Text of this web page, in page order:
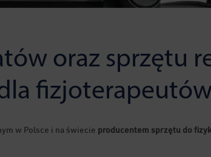
oraz sprzętu
w Polsce i na świecie producentem sprzętu do